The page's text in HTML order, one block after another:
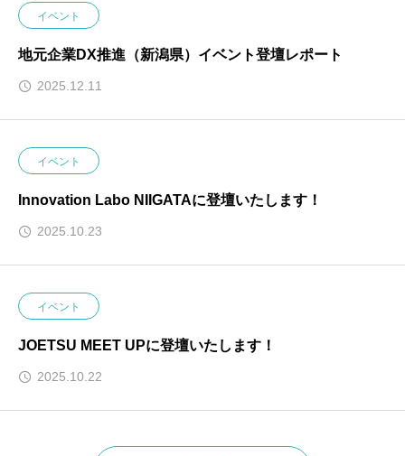
イベント
地元企業DX推進（新潟県）イベント登壇レポート
2025.12.11
イベント
Innovation Labo NIIGATAに登壇いたします！
2025.10.23
イベント
JOETSU MEET UPに登壇いたします！
2025.10.22